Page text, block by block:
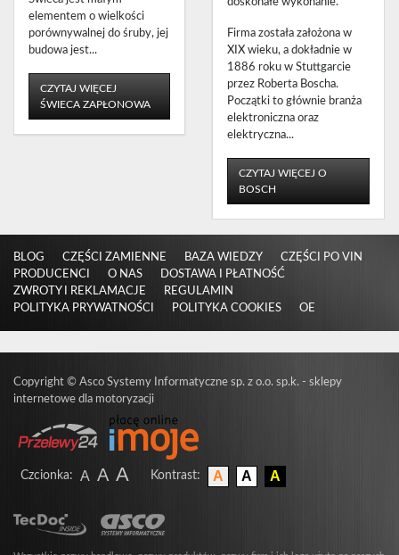
elementem o wielkości
porównywalnej do śruby, jej
budowa jest...
CZYTAJ WIĘCEJ
ŚWIECA ZAPŁONOWA
doskonałe wykonanie.
Firma została założona w
XIX wieku, a dokładnie w
1886 roku w Stuttgarcie
przez Roberta Boscha.
Początki to głównie branża
elektroniczna oraz
elektryczna...
CZYTAJ WIĘCEJ O
BOSCH
BLOG CZĘŚCI ZAMIENNE BAZA WIEDZY
CZĘŚCI PO VIN
PRODUCENCI
O NAS
DOSTAWA I PŁATNOŚĆ
ZWROTY I REKLAMACJE
REGULAMIN
POLITYKA PRYWATNOŚCI
POLITYKA COOKIES OE
Copyright © Asco Systemy Informatyczne sp. z o.o. sp.k. - sklepy
internetowe dla motoryzacji
Czcionka: A A A Kontrast: A A A